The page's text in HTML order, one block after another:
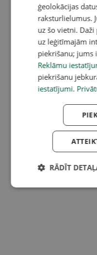
ģeolokācijas
raksturlielumus.
uz šo vietni.
uz leģitīmajām
piekrišanu; jums
Reklāmu
piekrišanu
iestatījumi.
RĀDĪT